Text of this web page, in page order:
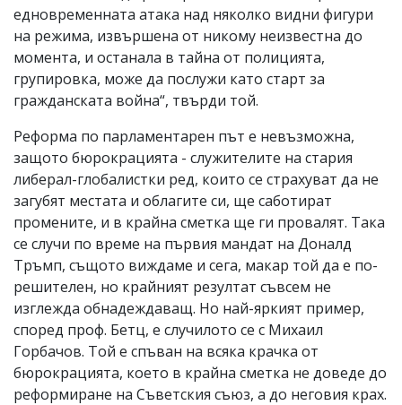
едновременната атака над няколко видни фигури
на режима, извършена от никому неизвестна до
момента, и останала в тайна от полицията,
групировка, може да послужи като старт за
гражданската война“, твърди той.
Реформа по парламентарен път е невъзможна,
защото бюрокрацията - служителите на стария
либерал-глобалистки ред, които се страхуват да не
загубят местата и облагите си, ще саботират
промените, и в крайна сметка ще ги провалят. Така
се случи по време на първия мандат на Доналд
Тръмп, същото виждаме и сега, макар той да е по-
решителен, но крайният резултат съвсем не
изглежда обнадеждаващ. Но най-яркият пример,
според проф. Бетц, е случилото се с Михаил
Горбачов. Той е спъван на всяка крачка от
бюрокрацията, което в крайна сметка не доведе до
реформиране на Съветския съюз, а до неговия крах.